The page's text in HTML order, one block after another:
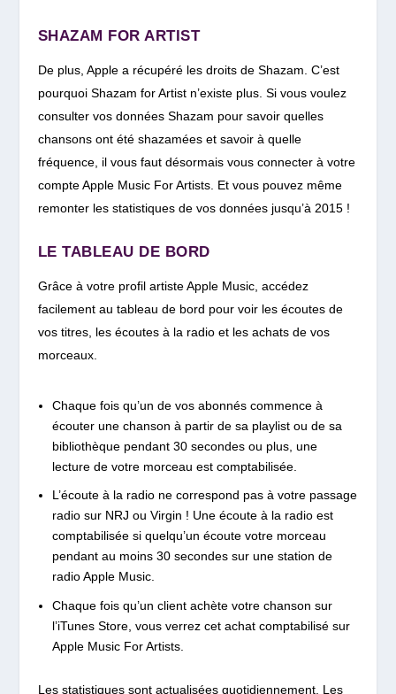
SHAZAM FOR ARTIST
De plus, Apple a récupéré les droits de Shazam. C’est
pourquoi Shazam for Artist n’existe plus. Si vous voulez
consulter vos données Shazam pour savoir quelles
chansons ont été shazamées et savoir à quelle
fréquence, il vous faut désormais vous connecter à votre
compte Apple Music For Artists. Et vous pouvez même
remonter les statistiques de vos données jusqu’à 2015 !
LE TABLEAU DE BORD
Grâce à votre profil artiste Apple Music, accédez
facilement au tableau de bord pour voir les écoutes de
vos titres, les écoutes à la radio et les achats de vos
morceaux.
Chaque fois qu’un de vos abonnés commence à
écouter une chanson à partir de sa playlist ou de sa
bibliothèque pendant 30 secondes ou plus, une
lecture de votre morceau est comptabilisée.
L’écoute à la radio ne correspond pas à votre passage
radio sur NRJ ou Virgin ! Une écoute à la radio est
comptabilisée si quelqu’un écoute votre morceau
pendant au moins 30 secondes sur une station de
radio Apple Music.
Chaque fois qu’un client achète votre chanson sur
l’iTunes Store, vous verrez cet achat comptabilisé sur
Apple Music For Artists.
Les statistiques sont actualisées quotidiennement. Les